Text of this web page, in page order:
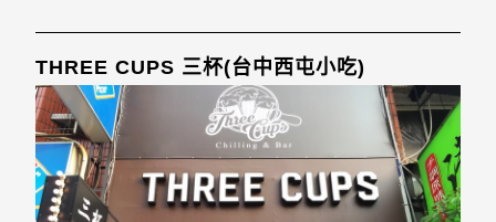
THREE CUPS 三杯(台中西屯小吃)